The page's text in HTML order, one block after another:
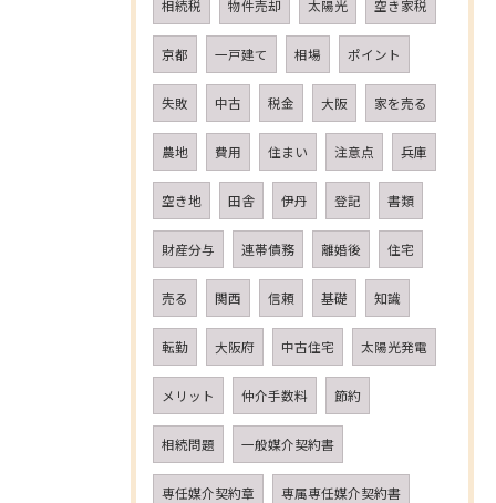
相続税 物件売却 太陽光 空き家税
京都 一戸建て 相場 ポイント
失敗 中古 税金 大阪 家を売る
農地 費用 住まい 注意点 兵庫
空き地 田舎 伊丹 登記 書類
財産分与 連帯債務 離婚後 住宅
売る 関西 信頼 基礎 知識
転勤 大阪府 中古住宅 太陽光発電
メリット 仲介手数料 節約
相続問題 一般媒介契約書
専任媒介契約章 専属専任媒介契約書